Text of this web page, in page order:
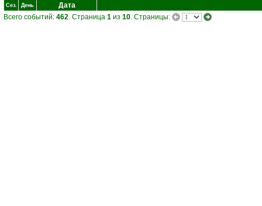
Сез. День
Дата
Всего событий: 462. Страница 1 из 10. Страницы: